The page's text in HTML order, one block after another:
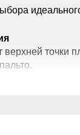
не стесняет
и в
верхней точки